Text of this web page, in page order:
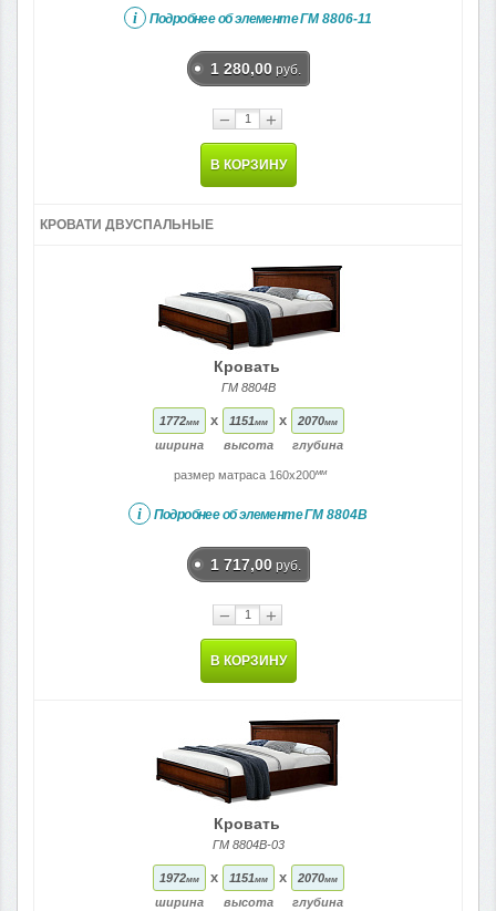
i Подробнее об элементеГМ 8806-11
1 280,00 руб.
− +
В КОРЗИНУ
КРОВАТИ ДВУСПАЛЬНЫЕ
Кровать
ГМ 8804В
1772мм
ширина
x 1151мм
высота
x 2070мм
глубина
размер матраса 160x200мм
i Подробнее об элементеГМ 8804В
1 717,00 руб.
− +
В КОРЗИНУ
Кровать
ГМ 8804В-03
1972мм
ширина
x 1151мм
высота
x 2070мм
глубина